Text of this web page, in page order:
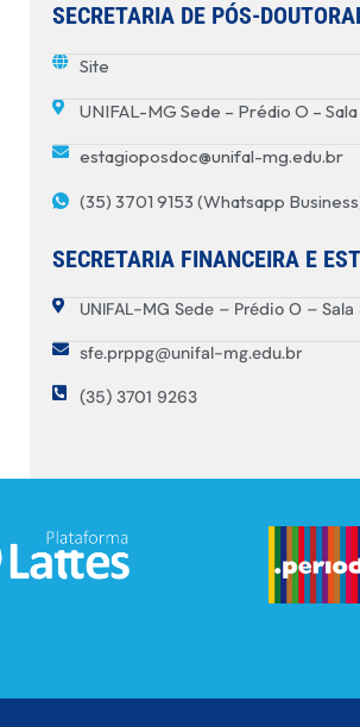
SECRETARIA DE PÓS-
Site
UNIFAL-MG Sede – Prédio O –
estagioposdoc@unifal-mg.edu.br
(35) 3701 9153 (Whatsapp
SECRETARIA FINANCEIRA E
UNIFAL-MG Sede – Prédio O – Sala
sfe.prppg@unifal-mg.edu.br
(35) 3701 9263